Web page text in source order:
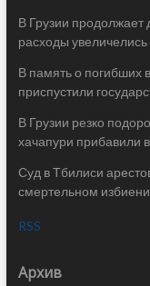
В Грузии продолжает
расходы увеличелись
В память о погибших
приспустили
В Грузии резко
хачапури прибавили
Суд в Тбилиси
смертельном
RSS
Архив